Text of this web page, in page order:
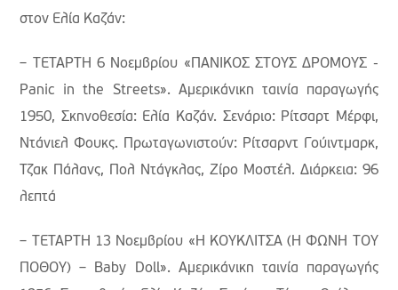
στον Ελία Καζάν:
– ΤΕΤΑΡΤΗ 6 Νοεμβρίου «ΠΑΝΙΚΟΣ ΣΤΟΥΣ ΔΡΟΜΟΥΣ -
Panic in the Streets». Αμερικάνικη ταινία παραγωγής
1950, Σκηνοθεσία: Ελία Καζάν. Σενάριο: Ρίτσαρτ Μέρφι,
Ντάνιελ Φουκς. Πρωταγωνιστούν: Ρίτσαρντ Γούιντμαρκ,
Τζακ Πάλανς, Πολ Ντάγκλας, Ζίρο Μοστέλ. Διάρκεια: 96
λεπτά
– ΤΕΤΑΡΤΗ 13 Νοεμβρίου «Η ΚΟΥΚΛΙΤΣΑ (Η ΦΩΝΗ ΤΟΥ
ΠΟΘΟΥ) – Baby Doll». Αμερικάνικη ταινία παραγωγής